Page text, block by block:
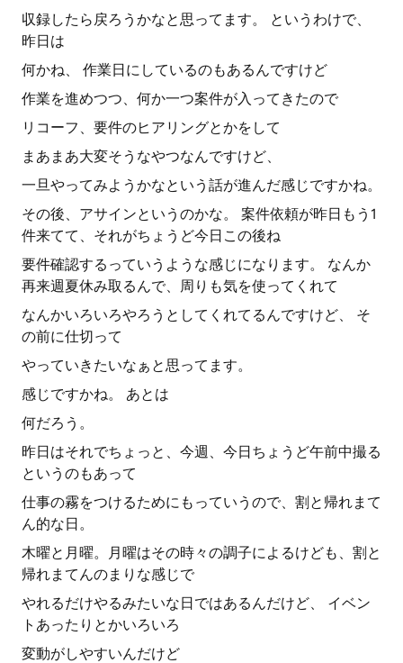
収録したら戻ろうかなと思ってます。 というわけで、
昨日は
何かね、 作業日にしているのもあるんですけど
作業を進めつつ、何か一つ案件が入ってきたので
リコーフ、要件のヒアリングとかをして
まあまあ大変そうなやつなんですけど、
一旦やってみようかなという話が進んだ感じですかね。
その後、アサインというのかな。 案件依頼が昨日もう1
件来てて、それがちょうど今日この後ね
要件確認するっていうような感じになります。 なんか
再来週夏休み取るんで、周りも気を使ってくれて
なんかいろいろやろうとしてくれてるんですけど、 そ
の前に仕切って
やっていきたいなぁと思ってます。
感じですかね。 あとは
何だろう。
昨日はそれでちょっと、今週、今日ちょうど午前中撮る
というのもあって
仕事の霧をつけるためにもっていうので、割と帰れまて
ん的な日。
木曜と月曜。月曜はその時々の調子によるけども、割と
帰れまてんのまりな感じで
やれるだけやるみたいな日ではあるんだけど、 イベン
トあったりとかいろいろ
変動がしやすいんだけど